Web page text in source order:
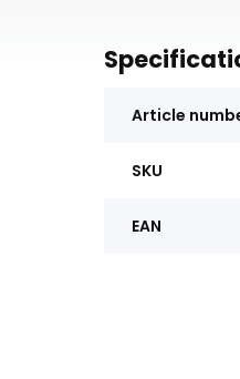
Article
SKU
EAN